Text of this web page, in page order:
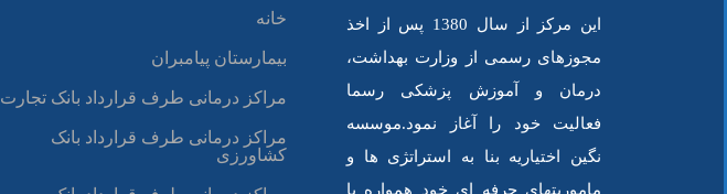
این مرکز از سال 1380 پس از اخذ
مجوزهای رسمی از وزارت بهداشت،
درمان و آموزش پزشکی رسما
فعالیت خود را آغاز نمود.موسسه
نگین اختیاریه بنا به استراتژی ها و
ماموریتهای حرفه ای خود همواره با
خانه
بیمارستان پیامبران
مراکز درمانی طرف قرارداد بانک تجارت
مراکز درمانی طرف قرارداد بانک
کشاورزی